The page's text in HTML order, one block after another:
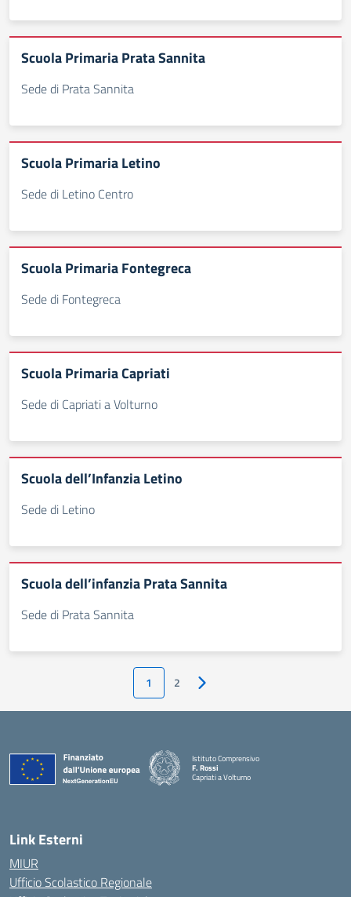
Scuola Primaria Prata Sannita
Sede di Prata Sannita
Scuola Primaria Letino
Sede di Letino Centro
Scuola Primaria Fontegreca
Sede di Fontegreca
Scuola Primaria Capriati
Sede di Capriati a Volturno
Scuola dell’Infanzia Letino
Sede di Letino
Scuola dell’infanzia Prata Sannita
Sede di Prata Sannita
1 2 Pagina successiva
Istituto Comprensivo
F. Rossi
Capriati a Volturno
— Visita la pagina iniziale della scuola
Link Esterni
MIUR
Ufficio Scolastico Regionale